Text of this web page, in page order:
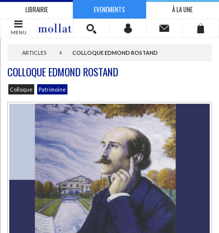
CHARGEMENT...
LIBRAIRIE EVENEMENTS À LA UNE
MENU
ARTICLES COLLOQUE EDMOND ROSTAND
COLLOQUE EDMOND ROSTAND
Colloque Patrimoine